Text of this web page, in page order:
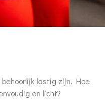
lastig zijn. Hoe
en licht?